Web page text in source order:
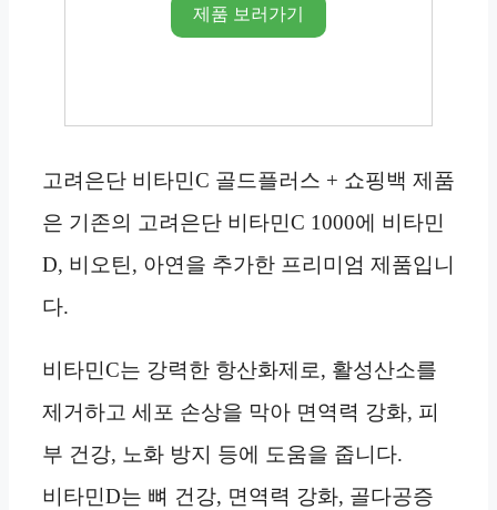
제품 보러가기
고려은단 비타민C 골드플러스 + 쇼핑백 제품
은 기존의 고려은단 비타민C 1000에 비타민
D, 비오틴, 아연을 추가한 프리미엄 제품입니
다.
비타민C는 강력한 항산화제로, 활성산소를
제거하고 세포 손상을 막아 면역력 강화, 피
부 건강, 노화 방지 등에 도움을 줍니다.
비타민D는 뼈 건강, 면역력 강화, 골다공증